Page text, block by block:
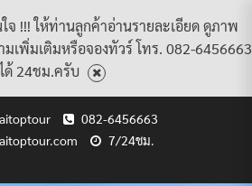
!!! ให้ท่านลูกค้าอ่านรายละเอียด ดูภาพ
เพิ่มเติมหรือจองทัวร์ โทร. 082-6456663
ด้ 24ชม.ครับ
082-6456663
7/24ชม.